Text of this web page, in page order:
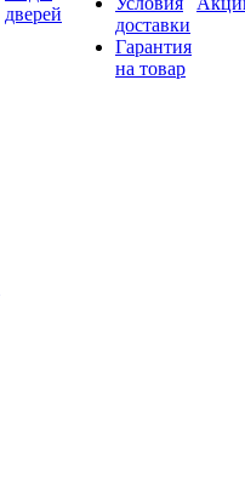
дверей
доставки
Гарантия
на товар